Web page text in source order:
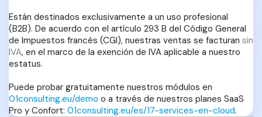
Están destinados exclusivamente a un uso profesional
(B2B). De acuerdo con el artículo 293 B del Código General
de Impuestos francés (CGI), nuestras ventas se facturan sin
IVA, en el marco de la exención de IVA aplicable a nuestro
estatus.
Puede probar gratuitamente nuestros módulos en
01consulting.eu/demo o a través de nuestros planes SaaS
Pro y Confort: 01consulting.eu/es/17-services-en-cloud.